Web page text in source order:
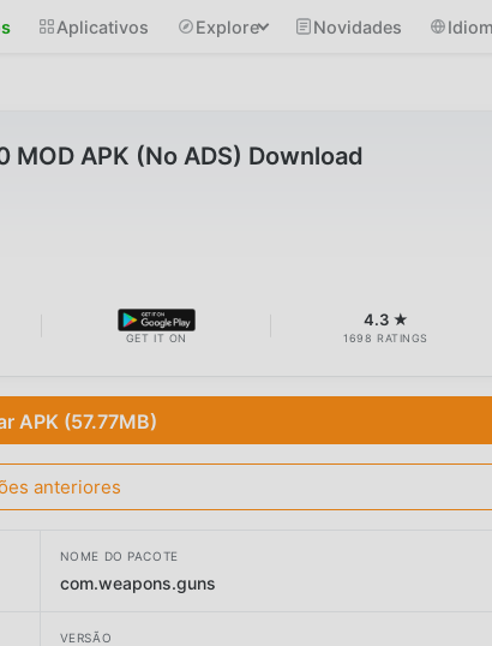
Aplicativos Explore Novidades
MOD APK (No ADS) Download
GET IT ON
4.3 ★
1698 RATINGS
APK (57.77MB)
anteriores
NOME DO PACOTE
com.weapons.guns
VERSÃO